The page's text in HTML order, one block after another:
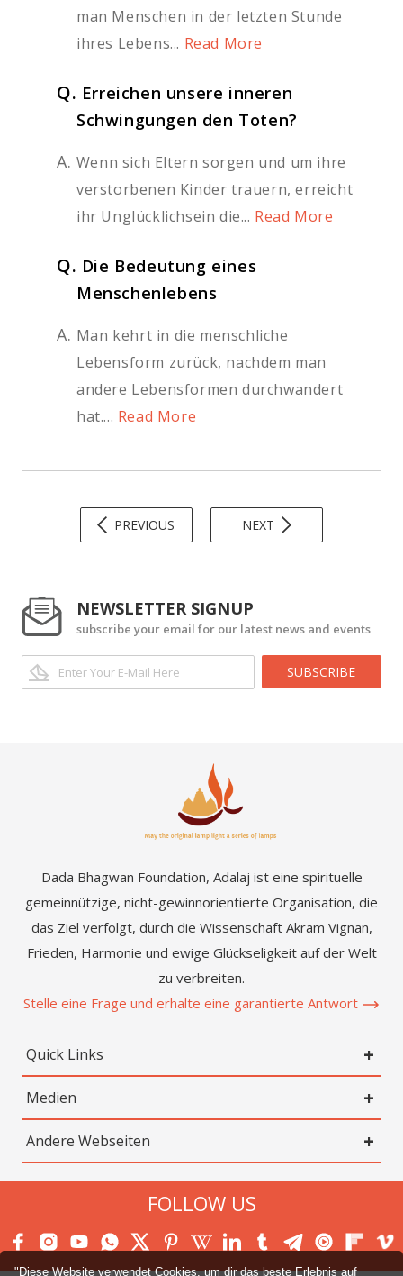
"Diese Website verwendet Cookies, um dir das beste Erlebnis auf
man Menschen in der letzten Stunde
ihres Lebens... Read More
Q. Erreichen unsere inneren
Schwingungen den Toten?
A. Wenn sich Eltern sorgen und um ihre
verstorbenen Kinder trauern, erreicht
ihr Unglücklichsein die... Read More
Q. Die Bedeutung eines
Menschenlebens
A. Man kehrt in die menschliche
Lebensform zurück, nachdem man
andere Lebensformen durchwandert
hat.... Read More
PREVIOUS NEXT
NEWSLETTER SIGNUP
subscribe your email for our latest news and events
SUBSCRIBE
Dada Bhagwan Foundation, Adalaj ist eine spirituelle
gemeinnützige, nicht-gewinnorientierte Organisation, die
das Ziel verfolgt, durch die Wissenschaft Akram Vignan,
Frieden, Harmonie und ewige Glückseligkeit auf der Welt
zu verbreiten.
Stelle eine Frage und erhalte eine garantierte Antwort
Quick Links
Medien
Andere Webseiten
FOLLOW US